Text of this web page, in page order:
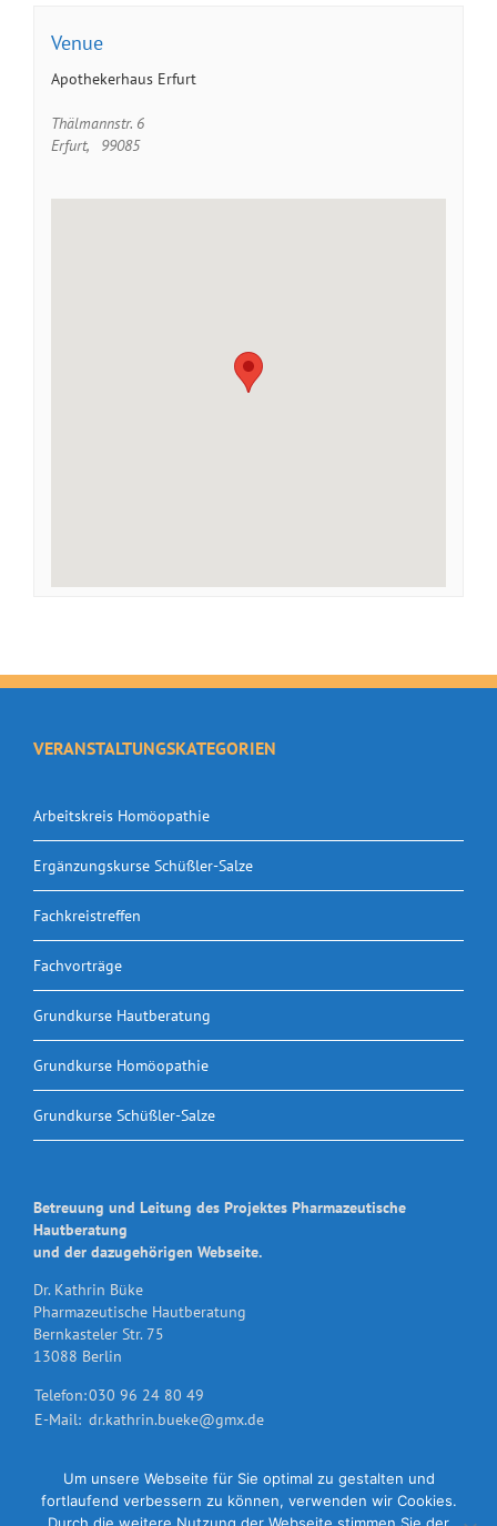
Venue
Apothekerhaus Erfurt
Thälmannstr. 6
Erfurt, 99085
VERANSTALTUNGSKATEGORIEN
Arbeitskreis Homöopathie
Ergänzungskurse Schüßler-Salze
Fachkreistreffen
Fachvorträge
Grundkurse Hautberatung
Grundkurse Homöopathie
Grundkurse Schüßler-Salze
Betreuung und Leitung des Projektes Pharmazeutische
Hautberatung
und der dazugehörigen Webseite.
Dr. Kathrin Büke
Pharmazeutische Hautberatung
Bernkasteler Str. 75
13088 Berlin
Telefon:030 96 24 80 49
E-Mail: dr.kathrin.bueke@gmx.de
Um unsere Webseite für Sie optimal zu gestalten und
fortlaufend verbessern zu können, verwenden wir Cookies.